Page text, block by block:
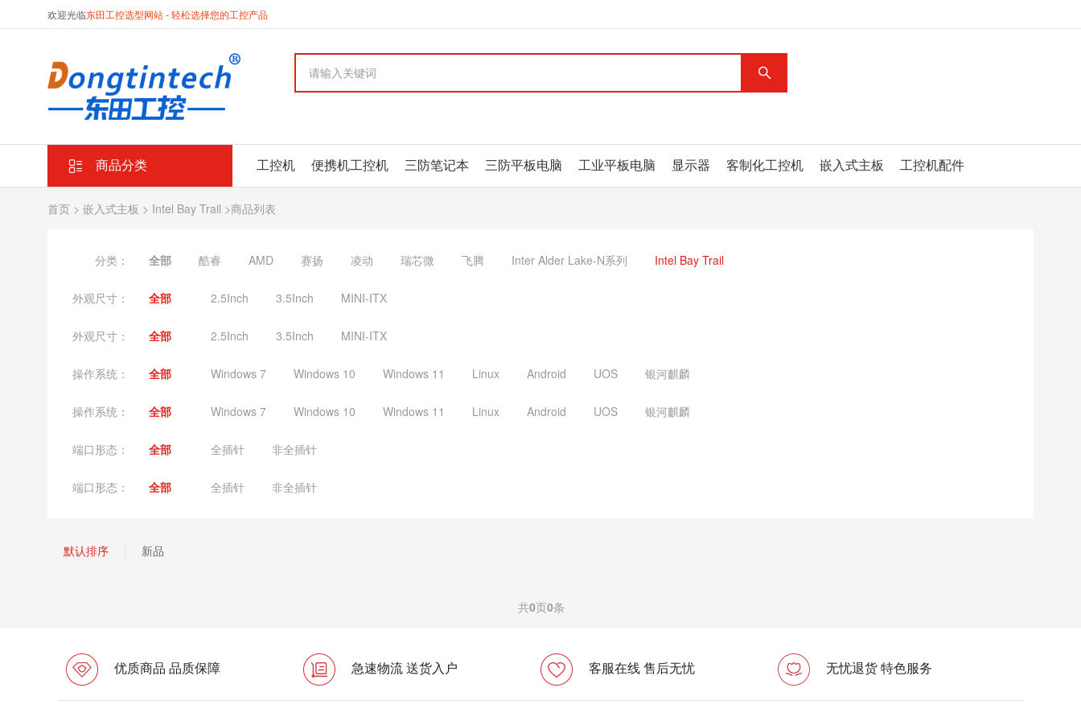
欢迎光临东田工控选型网站 - 轻松选择您的工控产品
商品分类 工控机 便携机工控机 三防笔记本 三防平板电脑 工业平板电脑 显示器 客制化工控机 嵌入式主板 工控机配件
首页 > 嵌入式主板 > Intel Bay Trail >商品列表
分类： 全部 酷睿 AMD 赛扬 凌动 瑞芯微 飞腾 Inter Alder Lake-N系列 Intel Bay Trail
外观尺寸： 全部 2.5Inch 3.5Inch MINI-ITX
外观尺寸： 全部 2.5Inch 3.5Inch MINI-ITX
操作系统： 全部 Windows 7 Windows 10 Windows 11 Linux Android UOS 银河麒麟
操作系统： 全部 Windows 7 Windows 10 Windows 11 Linux Android UOS 银河麒麟
端口形态： 全部 全插针 非全插针
端口形态： 全部 全插针 非全插针
默认排序 新品
共0页0条
优质商品 品质保障 急速物流 送货入户 客服在线 售后无忧 无忧退货 特色服务